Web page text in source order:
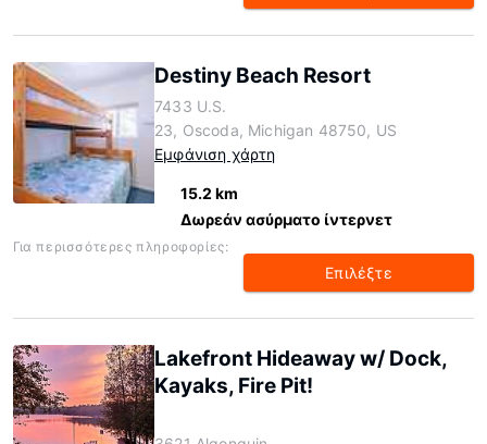
Destiny Beach Resort
7433 U.S.
23, Oscoda, Michigan 48750, US
Εμφάνιση χάρτη
15.2 km
Δωρεάν ασύρματο ίντερνετ
Για περισσότερες πληροφορίες:
Επιλέξτε
Lakefront Hideaway w/ Dock,
Kayaks, Fire Pit!